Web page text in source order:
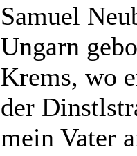
Samuel
Ungarn
Krems, wo
der
mein Vater